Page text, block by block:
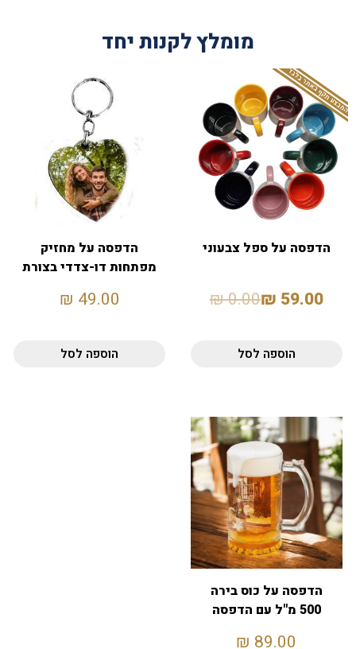
מומלץ לקנות יחד
המבצע תקף באתר בלבד
הדפסה על ספל צבעוני
59.00
₪
0.00
₪
הוספה לסל
הדפסה על מחזיק
מפתחות דו-צדדי בצורת
49.00
₪
הוספה לסל
הדפסה על כוס בירה
500 מ"ל עם הדפסה
89.00
₪